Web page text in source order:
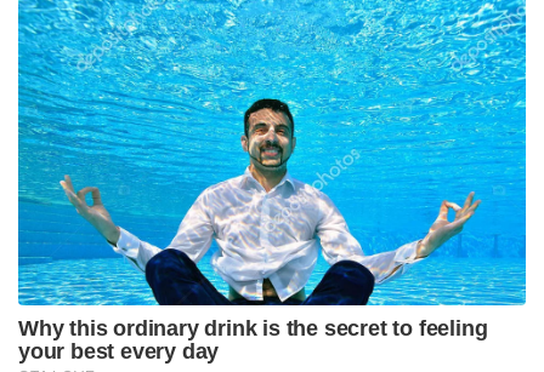
Why this ordinary drink is the secret to feeling
your best every day